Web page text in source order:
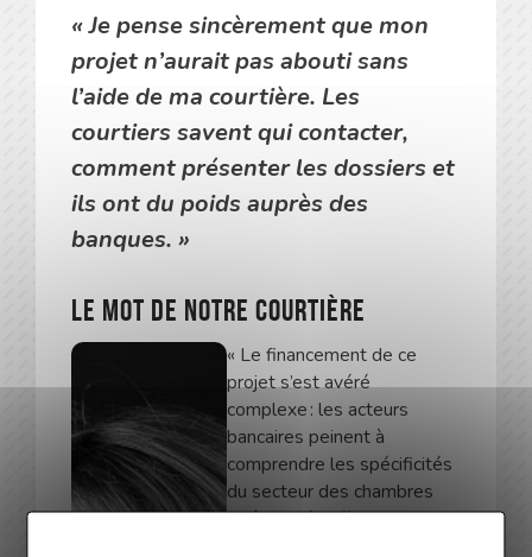
« Je pense sincèrement que mon
projet n’aurait pas abouti sans
l’aide de ma courtière. Les
courtiers savent qui contacter,
comment présenter les dossiers et
ils ont du poids auprès des
banques. »
Le mot de notre courtière
« Le financement de ce
projet s’est avéré
complexe : les acteurs
bancaires peinent à
comprendre les spécificités
du secteur des chambres
d’hôtes, où l’offre est